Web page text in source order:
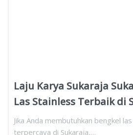
Laju Karya Sukaraja
Las Stainless Terbaik di
Jika Anda membutuhkan bengkel
terpercaya di Sukaraja,…